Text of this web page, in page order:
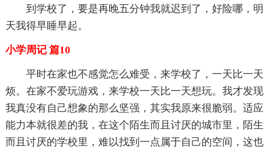
到学校了，要是再晚五分钟我就迟到了，好险哪，明
天我得早睡早起。
小学周记 篇10
平时在家也不感觉怎么难受，来学校了，一天比一天
烦。在家不爱玩游戏，来学校一天比一天想玩。我才发现
我真没有自己想象的那么坚强，其实我原来很脆弱。适应
能力本就很差的我，在这个陌生而且讨厌的城市里，陌生
而且讨厌的学校里，难以找到一点属于自己的空间，这也